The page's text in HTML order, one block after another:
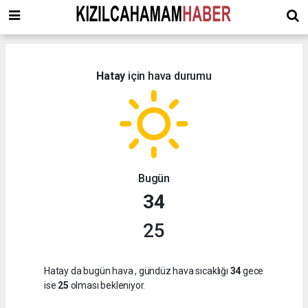
Hatay için hava durumu
Bugün
34
25
Hatay da bugün hava, gündüz hava sıcaklığı 34gece
ise 25 olması bekleniyor.